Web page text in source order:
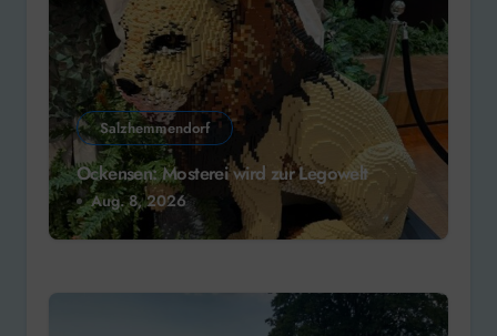
Salzhemmendorf
Ockensen: Mosterei wird zur Legowelt
Aug. 8, 2026